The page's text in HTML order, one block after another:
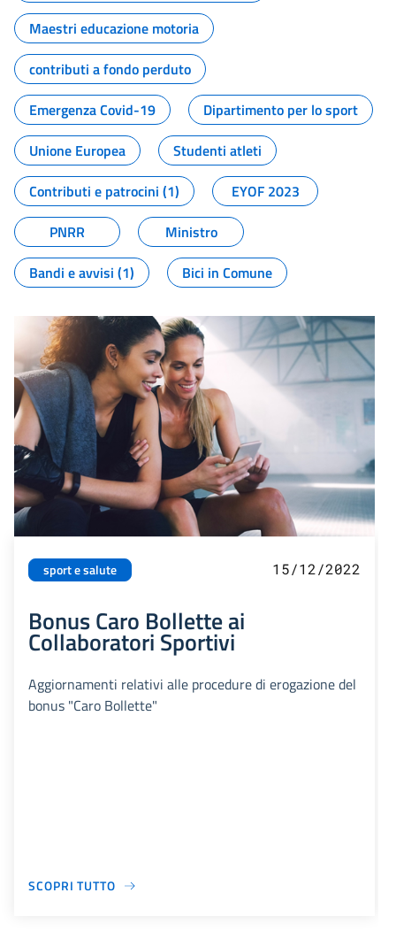
Maestri educazione motoria
contributi a fondo perduto
Emergenza Covid-19
Dipartimento per lo sport
Unione Europea
Studenti atleti
Contributi e patrocini (1)
EYOF 2023
PNRR
Ministro
Bandi e avvisi (1)
Bici in Comune
sport e salute 15/12/2022
Bonus Caro Bollette ai
Collaboratori Sportivi
Aggiornamenti relativi alle procedure di erogazione del
bonus "Caro Bollette"
SCOPRI TUTTO